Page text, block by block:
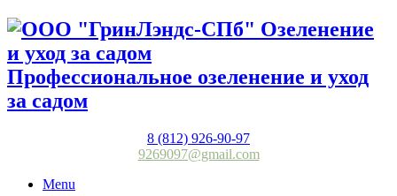
Профессиональное озеленение и уход
за садом
8 (812) 926-90-97
9269097@gmail.com
Menu